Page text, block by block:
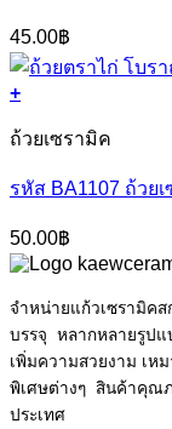
45.00฿
+
ถ้วยเซรามิค
รหัส BA1107 ถ้วย
50.00฿
จำหน่ายแก้วเซรามิค
บรรจุ หลากหลายรูปแ
เพิ่มความสวยงาม เห
พิเศษต่างๆ สินค้าคุณ
ประเทศ